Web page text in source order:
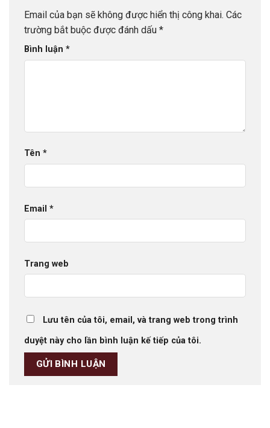
Email của bạn sẽ không được hiển thị công khai. Các
trường bắt buộc được đánh dấu *
Bình luận *
Tên *
Email *
Trang web
Lưu tên của tôi, email, và trang web trong trình
duyệt này cho lần bình luận kế tiếp của tôi.